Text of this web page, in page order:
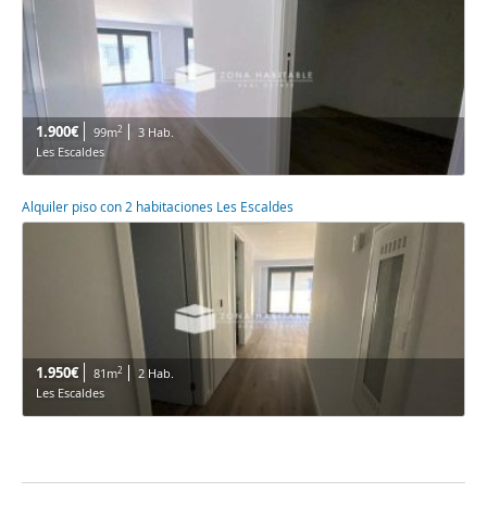
1.900€ 99m2
3 Hab.
Les Escaldes
Alquiler piso con 2 habitaciones Les Escaldes
1.950€ 81m2
2 Hab.
Les Escaldes